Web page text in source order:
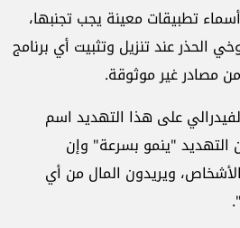
تطبيقات معينة يجب تجنبها،
الحذر عند تنزيل وتثبيت أي برنامج
مصادر غير موثوقة.
على هذا التهديد اسم
التهديد "ينمو بسرعة" وإن
ويريدون المال من أي